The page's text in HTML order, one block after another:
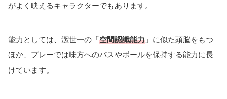
がよく映えるキャラクターでもあります。
能力としては、潔世一の「空間認識能力 」に似た頭脳をもつ
ほか、プレーでは味方へのパスやボールを保持する能力に長
けています。